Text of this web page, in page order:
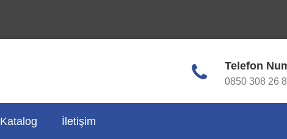
Telefon
0850 308 26
Katalog İletişim